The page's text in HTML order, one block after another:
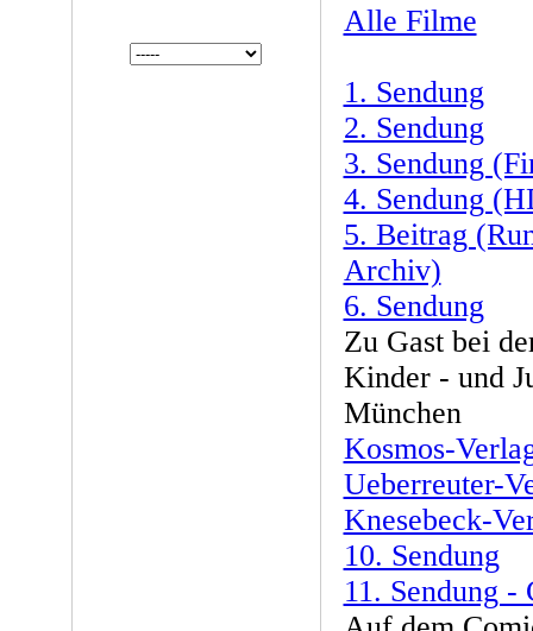
Alle Filme
1. Sendung
2. Sendung
3. Sendung
4. Sendung
5. Beitrag
Archiv)
6. Sendung
Zu Gast bei
Kinder - und
München
Kosmos-
Ueberreuter-
Knesebeck-
10. Sendung
11. Sendung